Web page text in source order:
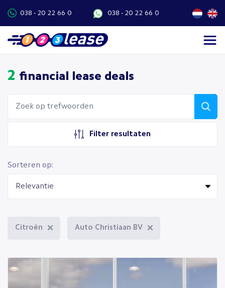
038 - 20 22 66 0 038 - 20 22 66 0
2 financial lease deals
Filter resultaten
Sorteren op:
Citroën Auto Christiaan BV